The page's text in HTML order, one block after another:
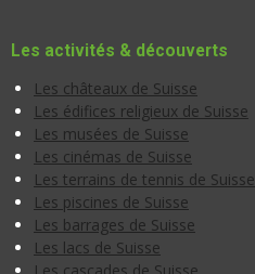
Les activités & découverts
Les châteaux de Suisse
Les édifices religieux de Suisse
Les musées de Suisse
Les cinémas de Suisse
Les terrains de tennis de Suisse
Les piscines de Suisse
Les barrages de Suisse
Les lacs de Suisse